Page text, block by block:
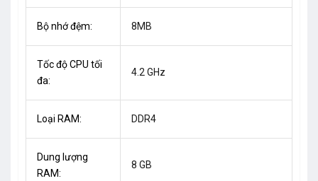
Bộ nhớ đệm: 8MB
Tốc độ CPU tối
đa:
4.2 GHz
Loại RAM: DDR4
Dung lượng
RAM:
8 GB